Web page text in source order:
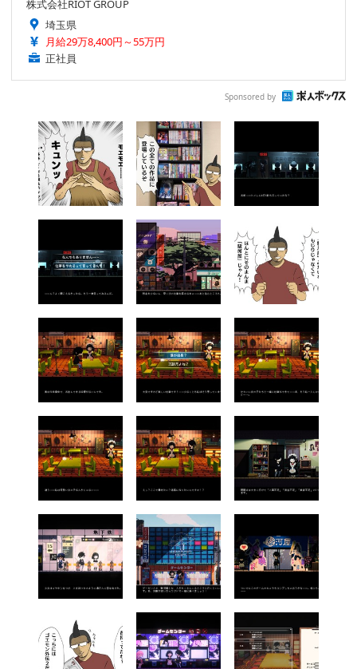
株式会社RIOT GROUP
埼玉県
月給29万8,400円～55万円
正社員
Sponsored by